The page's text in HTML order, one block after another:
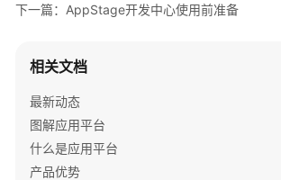
发
心
基
本
概
下一篇：AppStage开发中心使用前准备
相关文档
最新动态
图解应用平台
什么是应用平台
产品优势